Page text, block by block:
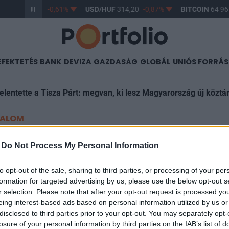
Do Not Process My Personal Information
opt-out of the sale, sharing to third parties, or processing of your
for targeted advertising by us, please use the below opt-out
selection. Please note that after your opt-out request is processed
interest-based ads based on personal information utilized by us
to third parties prior to your opt-out. You may separately
of your personal information by third parties on the IAB’s list of
363,17 -0,61% USD/HUF 314,20 -0,87% BITCOIN64
BANK DEVIZA GAZDASÁG GLOBÁL UNIÓS
a Tisza Párt: megvan, ki lesz Magyarország új
így öntötte el a